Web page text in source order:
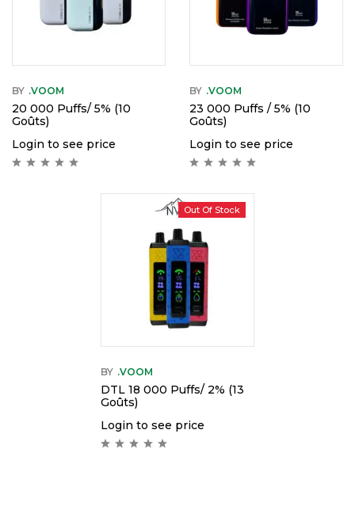
BY .VOOM
20 000 Puffs/ 5% (10
Goûts)
Login to see price
BY .VOOM
23 000 Puffs / 5% (10
Goûts)
Login to see price
Out Of Stock
BY .VOOM
DTL 18 000 Puffs/ 2% (13
Goûts)
Login to see price